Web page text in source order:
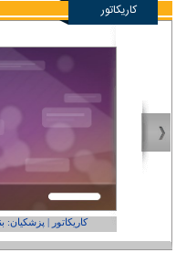
کاریکاتور
کاریکاتور |